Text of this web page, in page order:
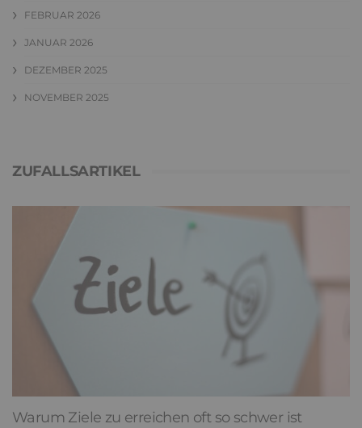
FEBRUAR 2026
JANUAR 2026
DEZEMBER 2025
NOVEMBER 2025
ZUFALLSARTIKEL
Warum Ziele zu erreichen oft so schwer ist